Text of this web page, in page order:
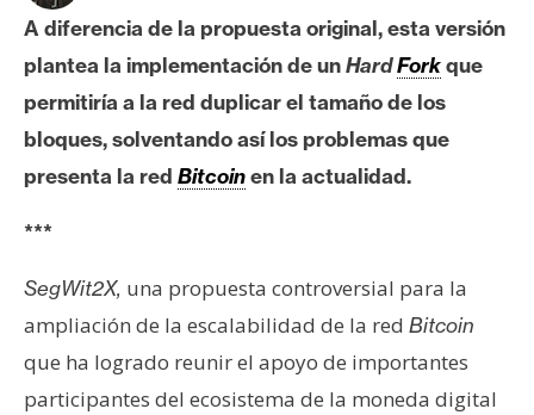
d
o
s
B
o
i
n
A diferencia de la propuesta original, esta versión
plantea la implementación de unHardForkque
permitiría a la red duplicar el tamaño de los
bloques, solventando así los problemas que
presenta la red Bitcoinen la actualidad.
***
SegWit2X, una propuesta controversial para la
ampliación de la escalabilidad de la red Bitcoin
que ha logrado reunir el apoyo de importantes
participantes del ecosistema de la moneda digital